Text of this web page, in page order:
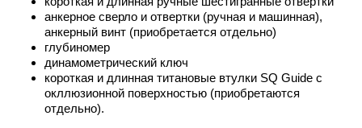
анкерное сверло и отвертки (ручная и машинная),
анкерный винт (приобретается отдельно)
глубиномер
динамометрический ключ
короткая и длинная титановые втулки SQ Guide с
окллюзионной поверхностью (приобретаются
отдельно).